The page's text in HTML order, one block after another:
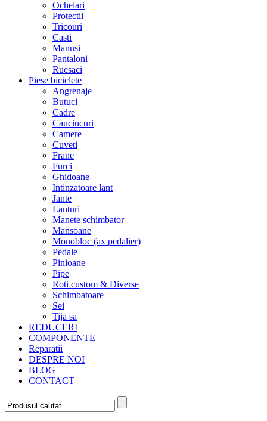
Ochelari
Protectii
Tricouri
Casti
Manusi
Pantaloni
Rucsaci
Piese biciclete
Angrenaje
Butuci
Cadre
Cauciucuri
Camere
Cuveti
Frane
Furci
Ghidoane
Intinzatoare lant
Jante
Lanturi
Manete schimbator
Mansoane
Monobloc (ax pedalier)
Pedale
Pinioane
Pipe
Roti custom & Diverse
Schimbatoare
Sei
Tija sa
REDUCERI
COMPONENTE
Reparatii
DESPRE NOI
BLOG
CONTACT